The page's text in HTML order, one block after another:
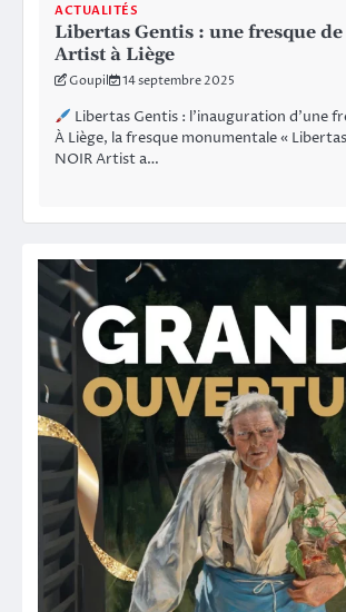
ACTUALITÉS
Libertas Gentis : une fresque
Artist à Liège
Goupil 14 septembre 2025
Libertas Gentis : l’inauguration d’une
À Liège, la fresque monumentale «
NOIR Artist a…